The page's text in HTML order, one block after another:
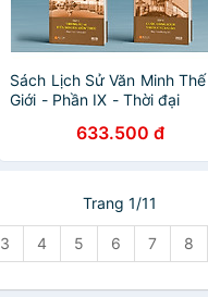
Sách Lịch Sử Văn Minh Thế
Giới - Phần IX - Thời đại
633.500 đ
Trang 1/11
3 4 5 6 7 8